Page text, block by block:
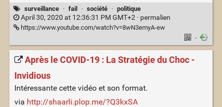
surveillance · fail · société · politique
April 30, 2020 at 12:36:31 PM GMT+2 · permalien
https://www.youtube.com/watch?v=8wN3emyA-ew
·
Après le COVID-19 : La Stratégie du Choc -
Invidious
Intéressante cette vidéo et son format.
via http://shaarli.plop.me/?Q3kxSA